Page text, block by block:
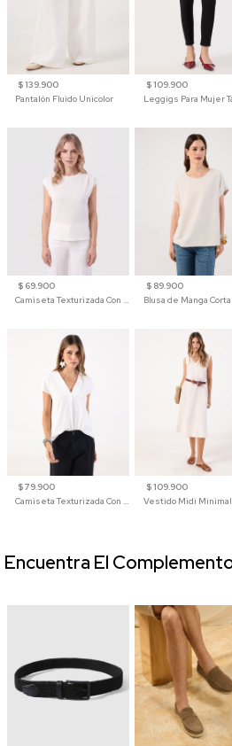
$ 139.900
Pantalón Fluido Unicolor
$ 109.900
$ 69.900
$ 89.900
$ 79.900
$ 109.900
Encuentra El